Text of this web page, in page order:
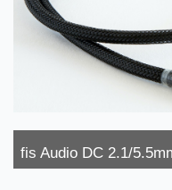
fis Audio DC 2.1/